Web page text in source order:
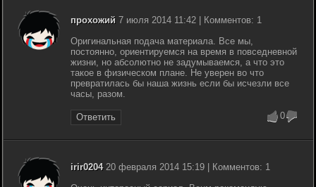
прохожий 7 июля 2014 11:42 | Комментов: 1
Оригинальная подача материала. Все мы,
постоянно, ориентируемся на время в повседневной
жизни, но абсолютно не задумываемся, а что это
такое в физическом плане. Не уверен во что
превратилась бы наша жизнь если бы исчезли все
часы, разом.
Ответить 0
irir020420 февраля 2014 15:19 | Комментов: 1